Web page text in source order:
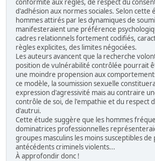
conformité aux règles, de respect du
d'adhésion aux normes sociales. Selon cette
hommes attirés par les dynamiques de
manifesteraient une préférence
cadres relationnels fortement codifiés,
règles explicites, des limites négociées.
Les auteurs avancent que la recherche
position de vulnérabilité contrôlée pourrait
une moindre propension aux
ce modèle, la soumission sexuelle
expression d'agressivité mais au contraire
contrôle de soi, de l'empathie et du respect
d'autrui.
Cette étude suggère que les hommes
dominatrices professionnelles
groupes masculins les moins susceptibles
antécédents criminels violents...
À approfondir donc !